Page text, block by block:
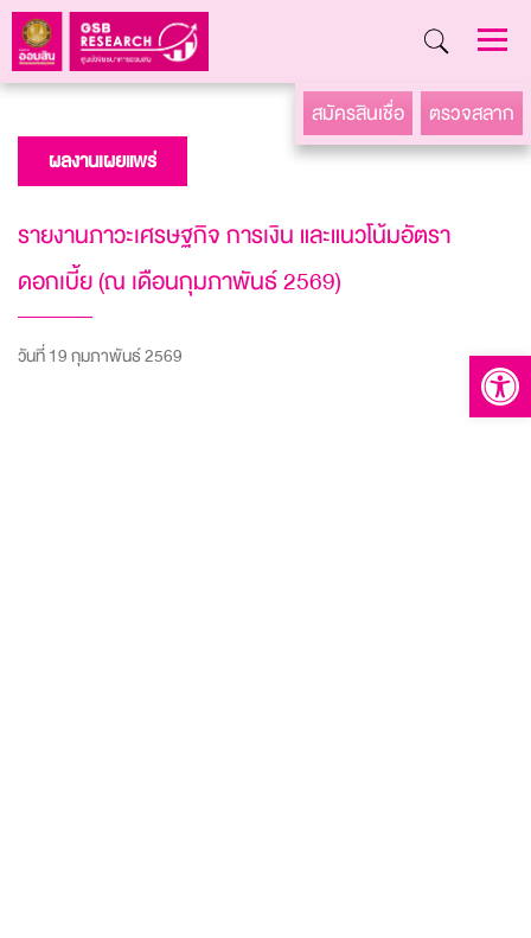
Open
สมัครสินเชื่อ ตรวจสลาก
Skip
ผลงานเผยแพร่
รายงานภาวะเศรษฐกิจ การเงิน และแนวโน้มอัตรา
ดอกเบี้ย (ณ เดือนกุมภาพันธ์ 2569)
วันที่ 19 กุมภาพันธ์ 2569